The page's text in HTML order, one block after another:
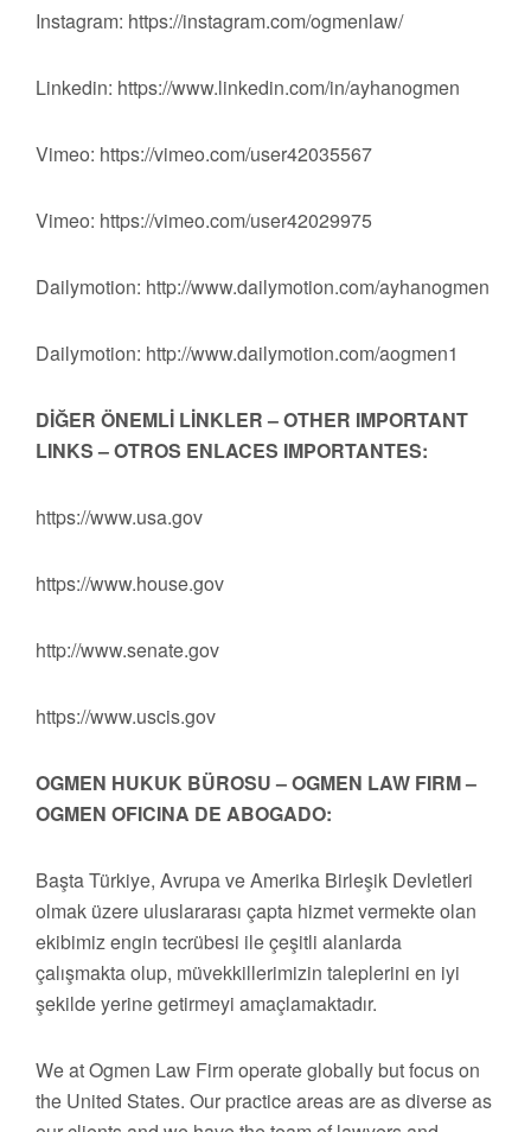
Instagram: https://instagram.com/ogmenlaw/
Linkedin: https://www.linkedin.com/in/ayhanogmen
Vimeo: https://vimeo.com/user42035567
Vimeo: https://vimeo.com/user42029975
Dailymotion: http://www.dailymotion.com/ayhanogmen
Dailymotion: http://www.dailymotion.com/aogmen1
DİĞER ÖNEMLİ LİNKLER – OTHER IMPORTANT
LINKS – OTROS ENLACES IMPORTANTES:
https://www.usa.gov
https://www.house.gov
http://www.senate.gov
https://www.uscis.gov
OGMEN HUKUK BÜROSU – OGMEN LAW FIRM –
OGMEN OFICINA DE ABOGADO:
Başta Türkiye, Avrupa ve Amerika Birleşik Devletleri
olmak üzere uluslararası çapta hizmet vermekte olan
ekibimiz engin tecrübesi ile çeşitli alanlarda
çalışmakta olup, müvekkillerimizin taleplerini en iyi
şekilde yerine getirmeyi amaçlamaktadır.
We at Ogmen Law Firm operate globally but focus on
the United States. Our practice areas are as diverse as